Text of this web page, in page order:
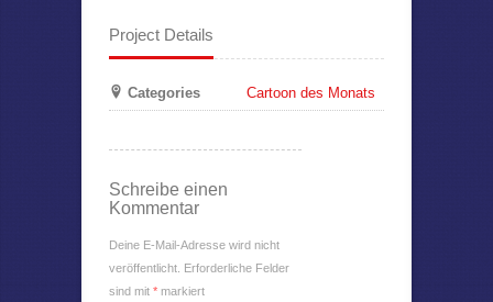
Project Details
Categories Cartoon des Monats
Schreibe einen
Kommentar
Deine E-Mail-Adresse wird nicht
veröffentlicht. Erforderliche Felder
sind mit * markiert